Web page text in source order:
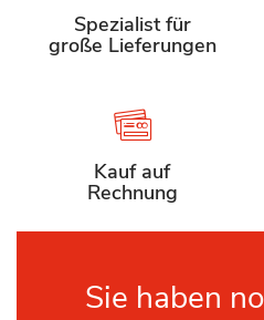
Spezialist für
große Lieferungen
Kauf auf
Rechnung
Sie haben